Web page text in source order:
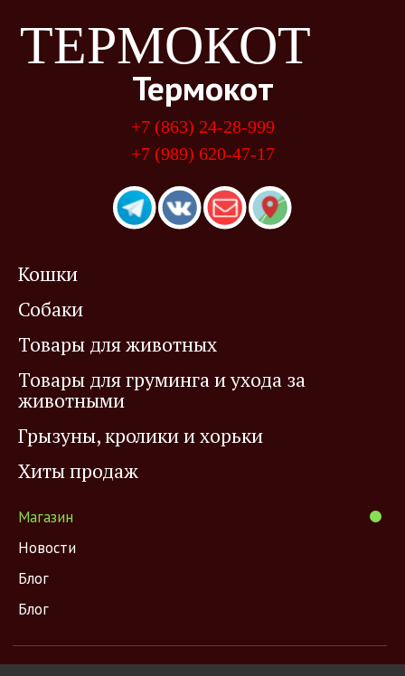
ТЕРМОКОТ
Термокот
+7 (863) 24-28-999
+7 (989) 620-47-17
Кошки
Собаки
Товары для животных
Товары для груминга и ухода за
животными
Грызуны, кролики и хорьки
Хиты продаж
Магазин
Новости
Блог
Блог